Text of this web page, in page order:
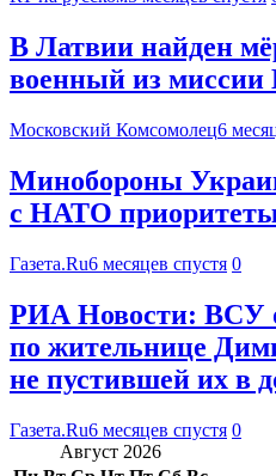
В Латвии найден
военный из
Московский Комсомолец6
Минобороны
с НАТО приоритеты
Газета.Ru6 месяцев спустя 0
РИА Новости: ВСУ
по жительнице
не пустившей их в
Газета.Ru6 месяцев спустя 0
Август 2026